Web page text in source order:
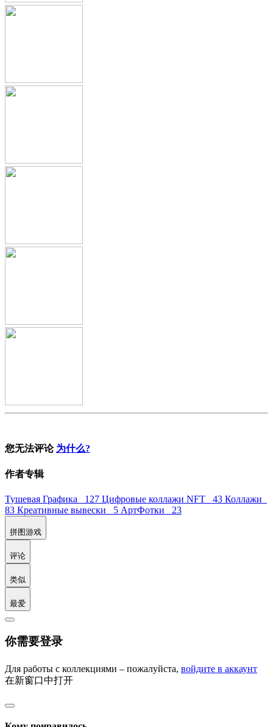
您无法评论 为什么?
作者专辑
Тушевая Графика 127 Цифровые коллажи NFT 43 Коллажи
83 Креативные вывески 5 АртФотки 23
拼图游戏
评论
类似
最爱
你需要登录
Для работы с коллекциями – пожалуйста, войдите в аккаунт
在新窗口中打开